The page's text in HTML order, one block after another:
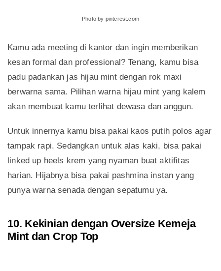
Photo by pinterest.com
Kamu ada meeting di kantor dan ingin memberikan
kesan formal dan professional? Tenang, kamu bisa
padu padankan jas hijau mint dengan rok maxi
berwarna sama. Pilihan warna hijau mint yang kalem
akan membuat kamu terlihat dewasa dan anggun.
Untuk innernya kamu bisa pakai kaos putih polos agar
tampak rapi. Sedangkan untuk alas kaki, bisa pakai
linked up heels krem yang nyaman buat aktifitas
harian. Hijabnya bisa pakai pashmina instan yang
punya warna senada dengan sepatumu ya.
10. Kekinian dengan Oversize Kemeja
Mint dan Crop Top